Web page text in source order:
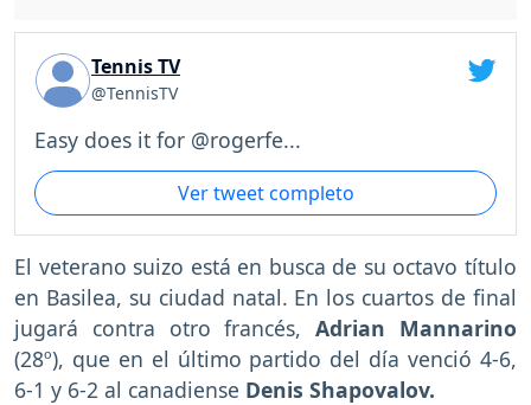
Tennis TV
@TennisTV
Easy does it for @rogerfe...
Ver tweet completo
El veterano suizo está en busca de su octavo título
en Basilea, su ciudad natal. En los cuartos de final
jugará contra otro francés,Adrian Mannarino
(28º), que en el último partido del día venció 4-6,
6-1 y 6-2 al canadiense Denis Shapovalov.